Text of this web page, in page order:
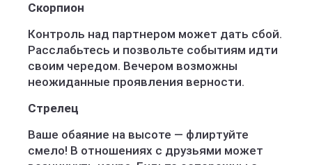
Скорпион
Контроль над партнером может дать сбой.
Расслабьтесь и позвольте событиям идти
своим чередом. Вечером возможны
неожиданные проявления верности.
Стрелец
Ваше обаяние на высоте — флиртуйте
смело! В отношениях с друзьями может